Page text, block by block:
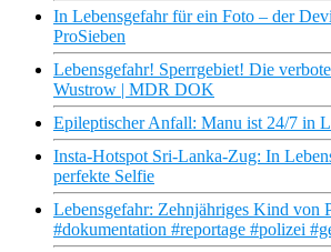
In Lebensgefahr für ein Foto – der
ProSieben
Lebensgefahr! Sperrgebiet! Die
Wustrow | MDR DOK
Epileptischer Anfall: Manu ist 24/7 in
Insta-Hotspot Sri-Lanka-Zug: In
perfekte Selfie
Lebensgefahr: Zehnjähriges Kind von
#dokumentation #reportage #polizei